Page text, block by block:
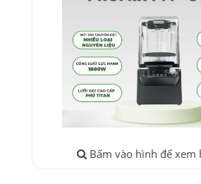
Bấm vào hình để xem